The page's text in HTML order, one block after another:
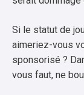
Si le statut de
aimeriez-vous
sponsorisé ?
vous faut, ne